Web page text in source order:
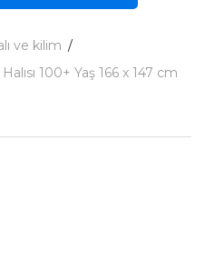
ve kilim
100+ Yaş 166 x 147 cm